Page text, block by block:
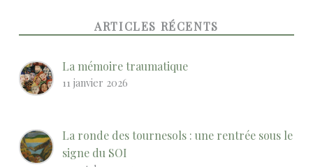
ARTICLES RÉCENTS
La mémoire traumatique
11 janvier 2026
La ronde des tournesols : une rentrée sous le
signe du SOI